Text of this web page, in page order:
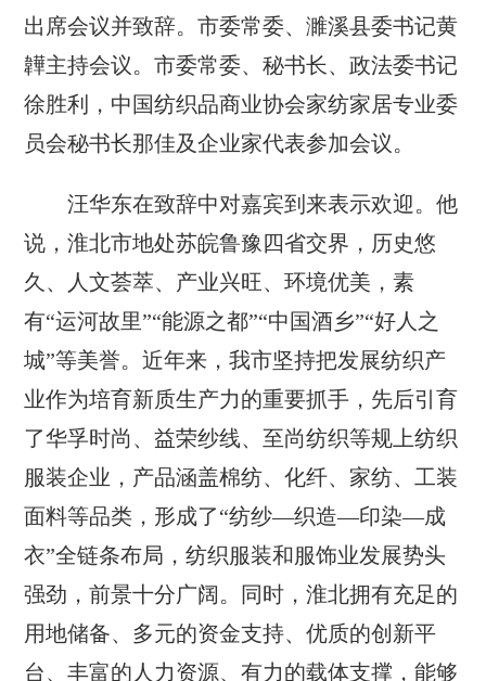
出席会议并致辞。市委常委、濉溪县委书记黄
韡主持会议。市委常委、秘书长、政法委书记
徐胜利，中国纺织品商业协会家纺家居专业委
员会秘书长那佳及企业家代表参加会议。
汪华东在致辞中对嘉宾到来表示欢迎。他
说，淮北市地处苏皖鲁豫四省交界，历史悠
久、人文荟萃、产业兴旺、环境优美，素
有“运河故里”“能源之都”“中国酒乡”“好人之
城”等美誉。近年来，我市坚持把发展纺织产
业作为培育新质生产力的重要抓手，先后引育
了华孚时尚、益荣纱线、至尚纺织等规上纺织
服装企业，产品涵盖棉纺、化纤、家纺、工装
面料等品类，形成了“纺纱—织造—印染—成
衣”全链条布局，纺织服装和服饰业发展势头
强劲，前景十分广阔。同时，淮北拥有充足的
用地储备、多元的资金支持、优质的创新平
台、丰富的人力资源、有力的载体支撑，能够